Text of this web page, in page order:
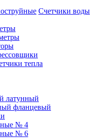
Счетчики воды
тепла
латунный
фланцевый
№ 4
№ 6